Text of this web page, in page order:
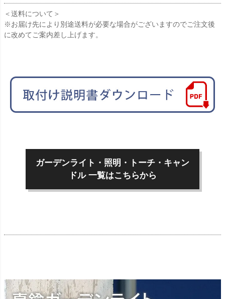
＜送料について＞
※お届け先により別途送料が必要な場合がございますのでご注文後
に改めてご案内差し上げます。
ガーデンライト・照明・トーチ・キャン
ドル 一覧はこちらから